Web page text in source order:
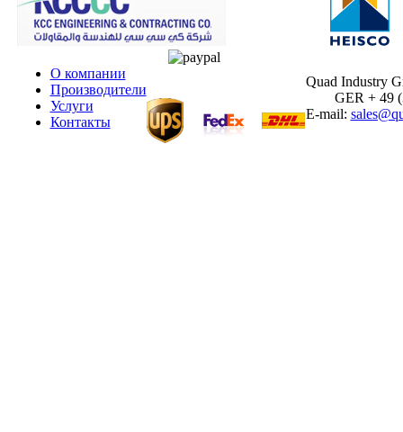
О компании
Производители
Услуги
Контакты
Quad Industry
GER + 49
E-mail: